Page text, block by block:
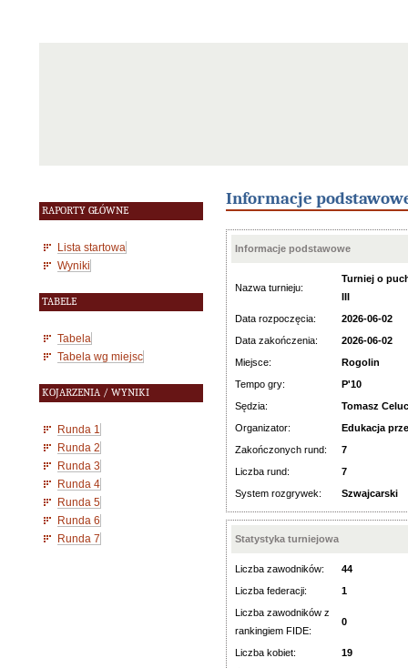
RAPORTY GŁÓWNE
Lista startowa
Wyniki
TABELE
Tabela
Tabela wg miejsc
KOJARZENIA / WYNIKI
Runda 1
Runda 2
Runda 3
Runda 4
Runda 5
Runda 6
Runda 7
Informacje
Informacje podstawowe
Nazwa turnieju:
Turniej o
III
Data rozpoczęcia:
2026-06-02
Data zakończenia:
2026-06-02
Miejsce:
Rogolin
Tempo gry:
P'10
Sędzia:
Tomasz
Organizator:
Edukacja
Zakończonych rund:
7
Liczba rund:
7
System rozgrywek:
Szwajcarski
Statystyka turniejowa
Liczba zawodników:
44
Liczba federacji:
1
Liczba zawodników z
rankingiem FIDE:
0
Liczba kobiet:
19